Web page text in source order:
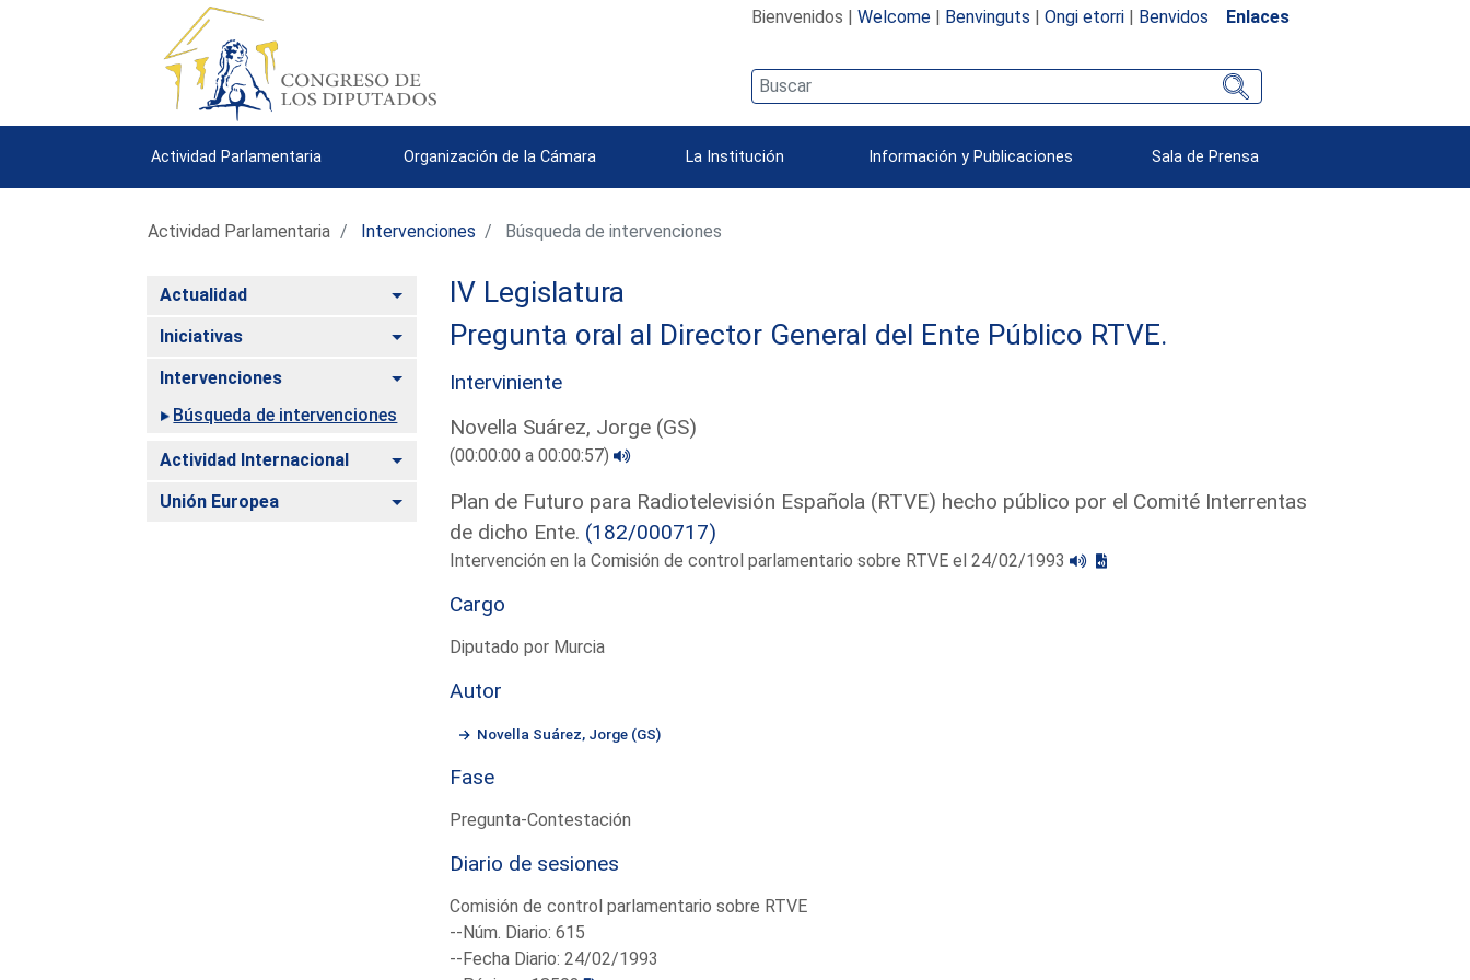
Bienvenidos | Welcome| Benvinguts | Ongi etorri| Benvidos Enlaces
Actividad Parlamentaria Organización de la Cámara La Institución Información y Publicaciones Sala de Prensa
Actividad Parlamentaria Intervenciones Búsqueda de intervenciones
Actualidad Alternar
Iniciativas Alternar
Intervenciones
Alternar
Búsqueda de intervenciones
Actividad Internacional Alternar
Unión Europea Alternar
IV Legislatura
Pregunta oral al Director General del Ente Público RTVE.
Interviniente
Novella Suárez, Jorge (GS)
(00:00:00 a 00:00:57)
Plan de Futuro para Radiotelevisión Española (RTVE) hecho público por el Comité Interrentas
de dicho Ente. (182/000717)
Intervención en la Comisión de control parlamentario sobre RTVE el 24/02/1993
Cargo
Diputado por Murcia
Autor
Novella Suárez, Jorge (GS)
Fase
Pregunta-Contestación
Diario de sesiones
Comisión de control parlamentario sobre RTVE
--Núm. Diario: 615
--Fecha Diario: 24/02/1993